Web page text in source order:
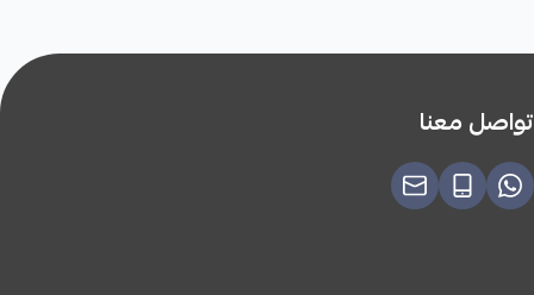
تواصل معنا